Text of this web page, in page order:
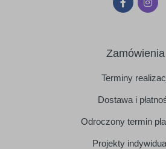
Zamówienia
Terminy
Dostawa i
Odroczony termin
Projekty